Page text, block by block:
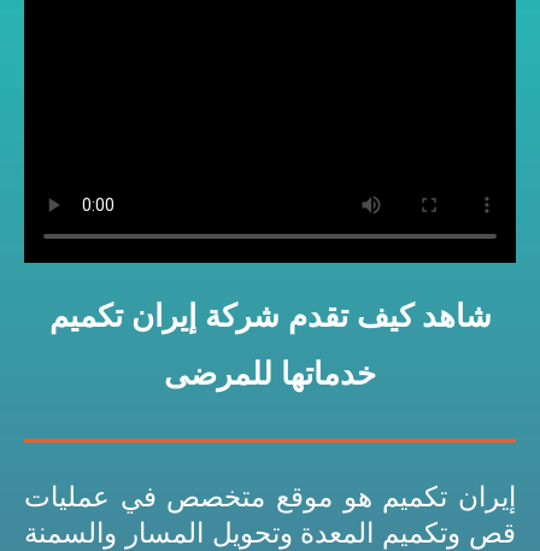
شاهد كيف تقدم شركة إيران تكميم
خدماتها للمرضى
إيران تكميم هو موقع متخصص في عمليات
قص وتكميم المعدة وتحويل المسار والسمنة